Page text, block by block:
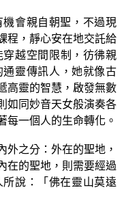
會親自朝聖，不過現
程，靜心安在地交託給
越空間限制，彷彿親
靈傳訊人，她就像古
高靈的智慧，啟發無數
如同妙音天女般演奏各
每一個人的生命轉化。
外之分：外在的聖地，
在的聖地，則需要經過
說：「佛在靈山莫遠